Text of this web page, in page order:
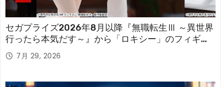
セガプライズ2026年8月以降『無職転生Ⅲ ～異世界
行ったら本気だす～』から「ロキシー」のフィギュ
アが登場！
7月 29, 2026